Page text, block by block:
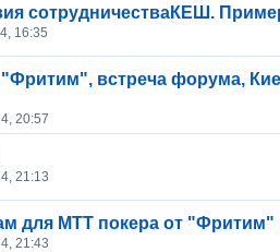
сотрудничестваКЕШ.
16:35
"Фритим", встреча форума,
20:57
21:13
для МТТ покера от "Фритим"
21:43